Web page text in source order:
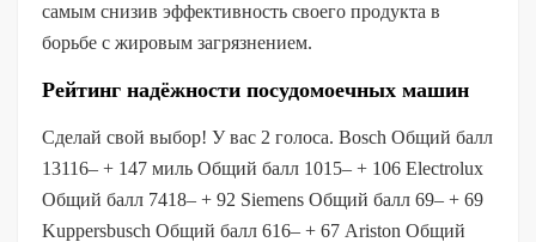
самым снизив эффективность своего продукта в
борьбе с жировым загрязнением.
Рейтинг надёжности посудомоечных машин
Сделай свой выбор! У вас 2 голоса. Bosch Общий балл
13116– + 147 миль Общий балл 1015– + 106 Electrolux
Общий балл 7418– + 92 Siemens Общий балл 69– + 69
Kuppersbusch Общий балл 616– + 67 Ariston Общий